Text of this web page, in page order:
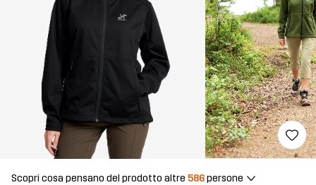
Scopri cosa pensano del prodotto altre 586persone